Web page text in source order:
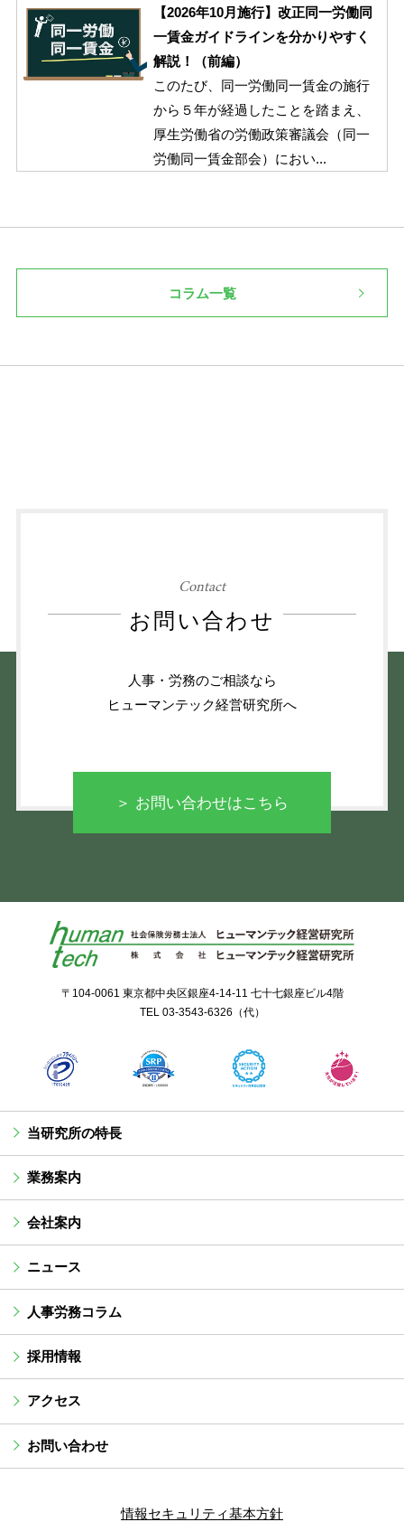
【2026年10月施行】改正同一労働同
一賃金ガイドラインを分かりやすく
解説！（前編）
このたび、同一労働同一賃金の施行
から５年が経過したことを踏まえ、
厚生労働省の労働政策審議会（同一
労働同一賃金部会）におい...
コラム一覧
Contact
お問い合わせ
人事・労務のご相談なら
ヒューマンテック経営研究所へ
＞ お問い合わせはこちら
〒104-0061 東京都中央区銀座4-14-11 七十七銀座ビル4階
TEL 03-3543-6326 （代）
当研究所の特長
業務案内
会社案内
ニュース
人事労務コラム
採用情報
アクセス
お問い合わせ
情報セキュリティ基本方針